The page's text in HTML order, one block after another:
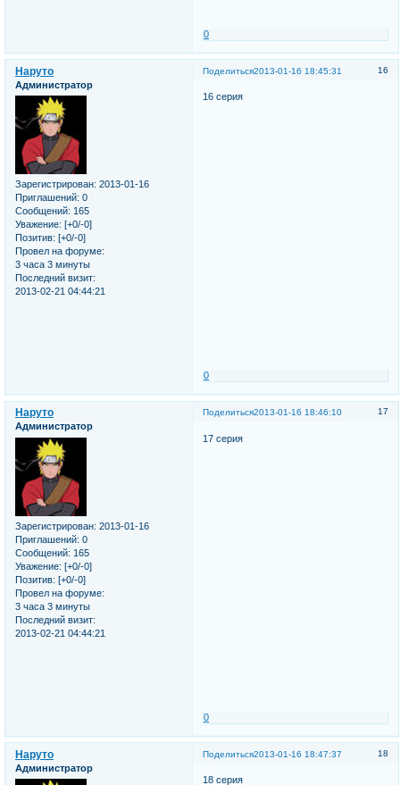
0
Поделиться 16
2013-01-16 18:45:31
Наруто
Администратор
Зарегистрирован: 2013-01-16
Приглашений: 0
Сообщений: 165
Уважение: [+0/-0]
Позитив: [+0/-0]
Провел на форуме:
3 часа 3 минуты
Последний визит:
2013-02-21 04:44:21
16 серия
0
Поделиться 17
2013-01-16 18:46:10
Наруто
Администратор
Зарегистрирован: 2013-01-16
Приглашений: 0
Сообщений: 165
Уважение: [+0/-0]
Позитив: [+0/-0]
Провел на форуме:
3 часа 3 минуты
Последний визит:
2013-02-21 04:44:21
17 серия
0
Поделиться 18
2013-01-16 18:47:37
Наруто
Администратор
18 серия